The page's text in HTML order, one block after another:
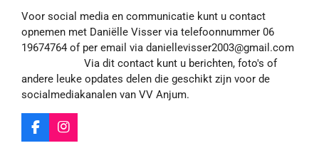
Voor social media en communicatie kunt u contact
opnemen met Daniëlle Visser via telefoonnummer 06
19674764 of per email via daniellevisser2003@gmail.com
Via dit contact kunt u berichten, foto's of
andere leuke opdates delen die geschikt zijn voor de
socialmediakanalen van VV Anjum.
F
a
I
n